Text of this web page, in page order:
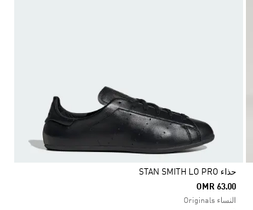
Selected
حذاء STAN SMITH LO PRO
OMR 63.00
النساء Originals